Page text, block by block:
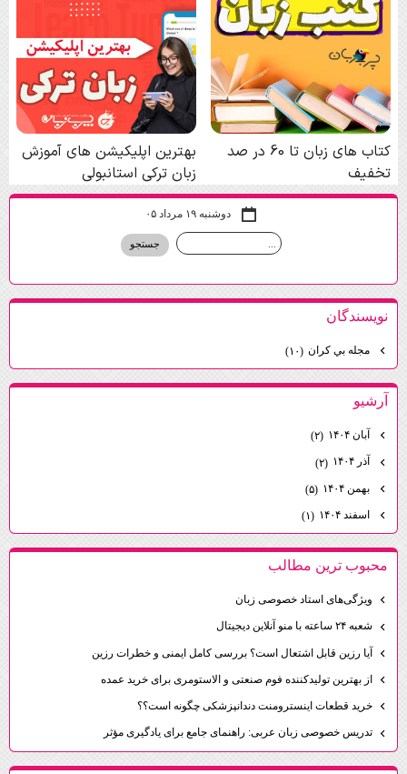
دوشنبه ۱۹ مرداد ۰۵
نويسندگان
مجله بي كران (۱۰)
آرشيو
آبان ۱۴۰۴
(۲)
آذر ۱۴۰۴
(۲)
بهمن ۱۴۰۴
(۵)
اسفند ۱۴۰۴
(۱)
محبوب ترين مطالب
ویژگی‌های استاد خصوصی زبان
شعبه ۲۴ ساعته با منو آنلاین دیجیتال
آیا رزین قابل اشتعال است؟ بررسی کامل ایمنی و خطرات رزین
از بهترین تولیدکننده فوم صنعتی و الاستومری برای خرید عمده
خرید قطعات اینسترومنت دندانپزشکی چگونه است؟؟
تدریس خصوصی زبان عربی: راهنمای جامع برای یادگیری مؤثر